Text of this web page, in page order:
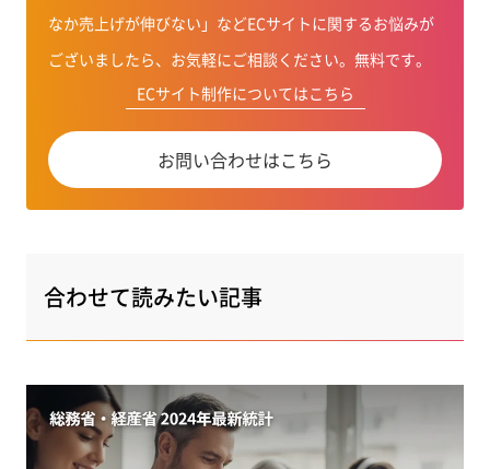
なか売上げが伸びない」などECサイトに関するお悩みが
ございましたら、お気軽にご相談ください。無料です。
ECサイト制作についてはこちら
お問い合わせはこちら
合わせて読みたい記事